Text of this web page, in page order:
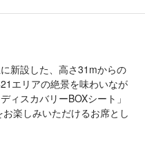
新設した、高さ31mからの
エリアの絶景を味わいなが
ィスカバリーBOXシート」
楽しみいただけるお席とし